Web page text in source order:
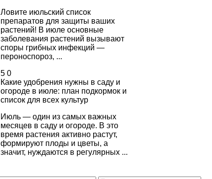
Ловите июльский список
препаратов для защиты ваших
растений! В июле основные
заболевания растений вызывают
споры грибных инфекций —
пероноспороз, ...
5 0
Какие удобрения нужны в саду и
огороде в июле: план подкормок и
список для всех культур
Июль — один из самых важных
месяцев в саду и огороде. В это
время растения активно растут,
формируют плоды и цветы, а
значит, нуждаются в регулярных ...